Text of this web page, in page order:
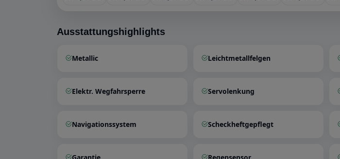
Ausstattungshighlights
Metallic Leichtmetallfelgen
Elektr. Wegfahrsperre Servolenkung
Navigationssystem Scheckheftgepflegt
Garantie Regensensor